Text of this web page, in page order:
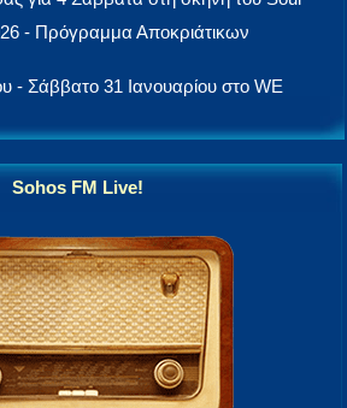
- Πρόγραμμα Αποκριάτικων
- Σάββατο 31 Ιανουαρίου στο WE
Sohos FM Live!